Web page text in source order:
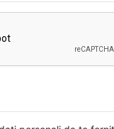
non è valida per
tramite i
e le procedure